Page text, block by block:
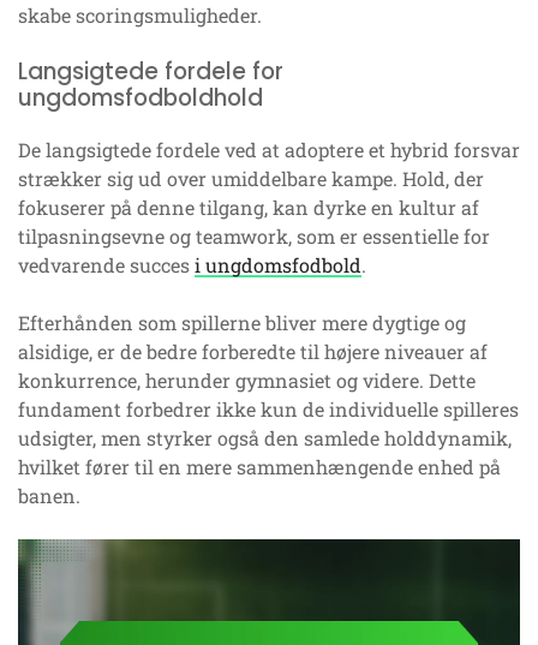
skabe scoringsmuligheder.
Langsigtede fordele for
ungdomsfodboldhold
De langsigtede fordele ved at adoptere et hybrid forsvar
strækker sig ud over umiddelbare kampe. Hold, der
fokuserer på denne tilgang, kan dyrke en kultur af
tilpasningsevne og teamwork, som er essentielle for
vedvarende succesi ungdomsfodbold.
Efterhånden som spillerne bliver mere dygtige og
alsidige, er de bedre forberedte til højere niveauer af
konkurrence, herunder gymnasiet og videre. Dette
fundament forbedrer ikke kun de individuelle spilleres
udsigter, men styrker også den samlede holddynamik,
hvilket fører til en mere sammenhængende enhed på
banen.